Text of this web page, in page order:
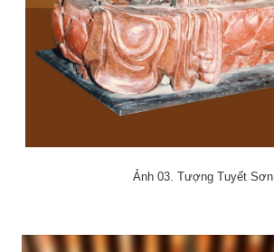
Ảnh 03. Tượng Tuyết Sơn